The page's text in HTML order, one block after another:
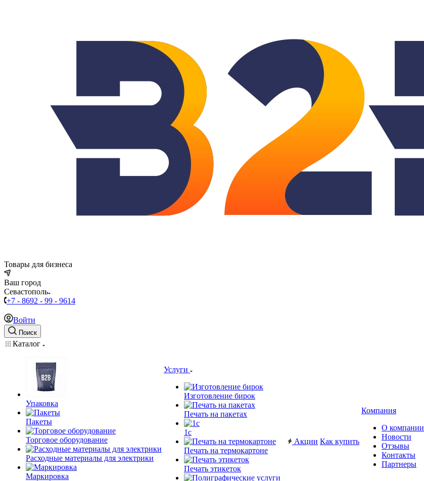
Товары для бизнеса
Ваш город
Севастополь
+7 - 8692 - 99 - 9614
Войти
Поиск
Каталог
Упаковка
Пакеты
Торговое оборудование
Расходные материалы для электрики
Маркировка
Услуги
Изготовление бирок
Печать на пакетах
1c
Печать на термокартоне
Печать этикеток
Акции Как купить
Компания
О компании
Новости
Отзывы
Контакты
Партнеры